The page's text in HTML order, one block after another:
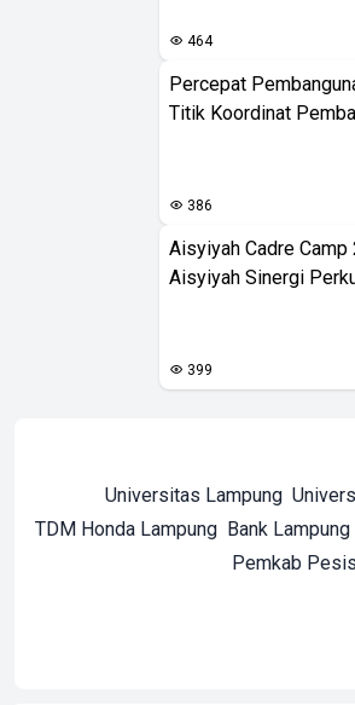
464
Percepat
Titik Koordinat
386
Aisyiyah Cadre Camp
Aisyiyah Sinergi
399
Universitas Lampung
TDM Honda Lampung Bank Lampung
Pemkab